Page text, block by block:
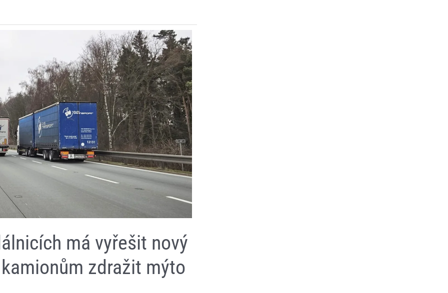
má vyřešit nový
zdražit mýto